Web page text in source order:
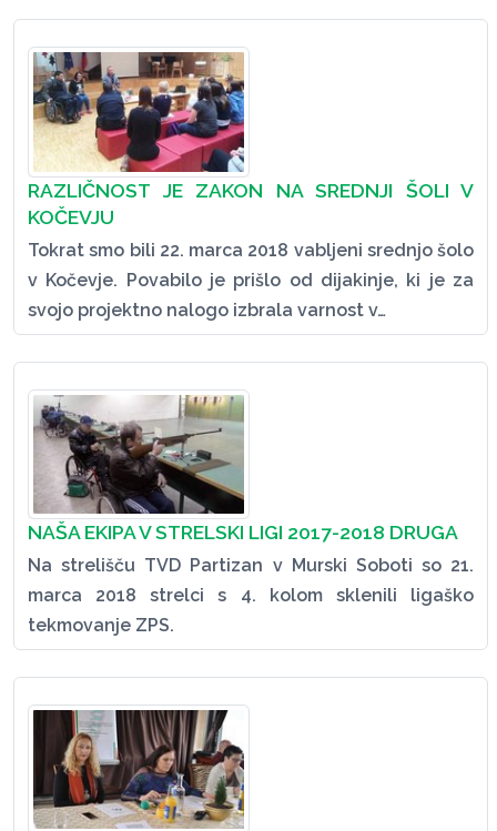
RAZLIČNOST JE ZAKON NA SREDNJI ŠOLI V
KOČEVJU
Tokrat smo bili 22. marca 2018 vabljeni srednjo šolo
v Kočevje. Povabilo je prišlo od dijakinje, ki je za
svojo projektno nalogo izbrala varnost v…
NAŠA EKIPA V STRELSKI LIGI 2017-2018 DRUGA
Na strelišču TVD Partizan v Murski Soboti so 21.
marca 2018 strelci s 4. kolom sklenili ligaško
tekmovanje ZPS.